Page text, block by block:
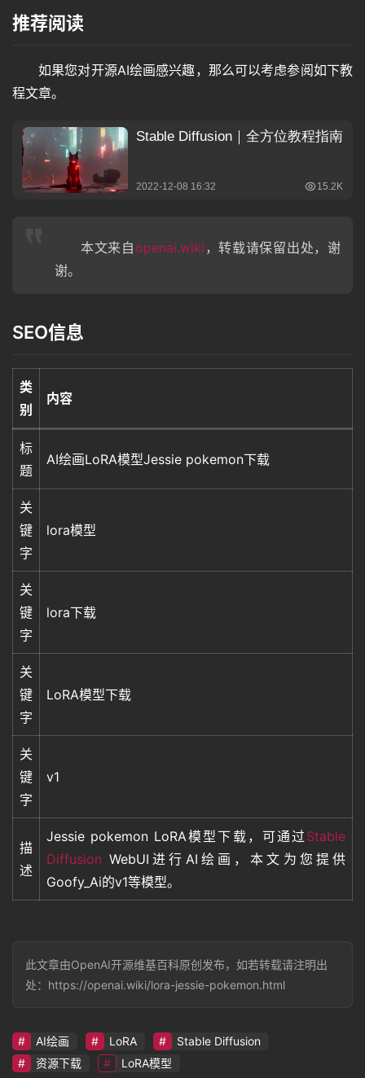
推荐阅读
如果您对开源AI绘画感兴趣，那么可以考虑参阅如下教
程文章。
本文来自 openai.wiki ，转载请保留出处，谢
谢。
SEO信息
类
别
内容
标
题
AI绘画LoRA模型Jessie pokemon下载
关
键
字
lora模型
关
键
字
lora下载
关
键
字
LoRA模型下载
关
键
字
v1
描
述
Jessie pokemon LoRA模型下载，可通过 Stable
Diffusion WebUI进行AI绘画，本文为您提供
Goofy_Ai的v1等模型。
此文章由OpenAI开源维基百科原创发布，如若转载请注明出
处：https://openai.wiki/lora-jessie-pokemon.html
AI绘画 LoRA
Stable Diffusion
资源下载
LoRA模型